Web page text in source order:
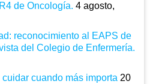
de Oncología. 4 agosto,
reconocimiento al EAPS de
del Colegio de Enfermería.
cuando más importa 20